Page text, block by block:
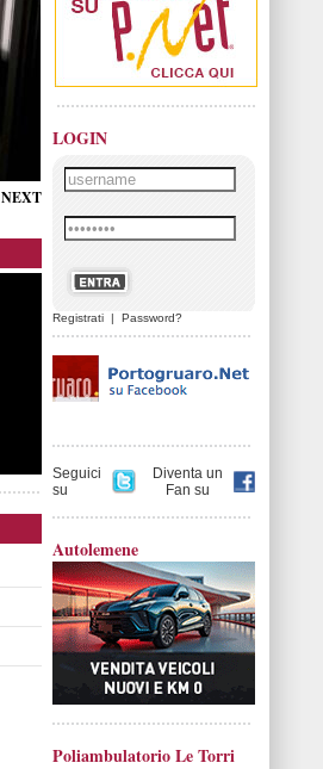
NEXT
LOGIN
Registrati | Password?
Seguici
su
Diventa un
Fan su
Autolemene
Poliambulatorio Le Torri